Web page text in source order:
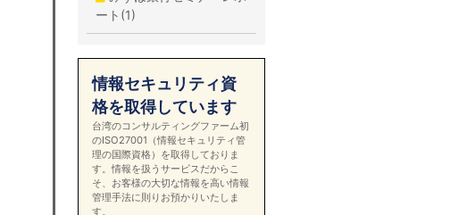
ート(1)
情報セキュリティ資
格を取得しています
台湾のコンサルティングファーム初
のISO27001（情報セキュリティ管
理の国際資格）を取得しておりま
す。情報を扱うサービスだからこ
そ、お客様の大切な情報を高い情報
管理手法に則りお預かりいたしま
す。